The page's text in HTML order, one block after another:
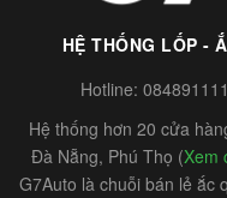
HỆ THỐNG LỐP -
Hotline:
Hệ thống hơn 20 cửa
Đà Nẵng, Phú Thọ (Xem
G7Auto là chuỗi bán lẻ ắc